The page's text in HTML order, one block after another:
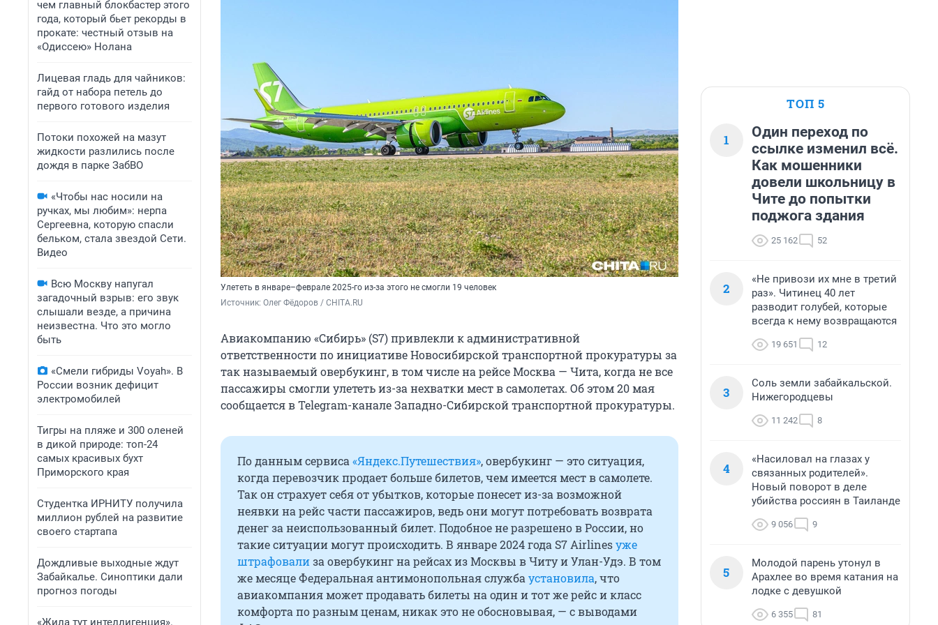
чем главный блокбастер этого
года, который бьет рекорды в
прокате: честный отзыв на
«Одиссею» Нолана
Лицевая гладь для чайников:
гайд от набора петель до
первого готового изделия
Потоки похожей на мазут
жидкости разлились после
дождя в парке ЗабВО
«Чтобы нас носили на
ручках, мы любим»: нерпа
Сергеевна, которую спасли
бельком, стала звездой Сети.
Видео
Всю Москву напугал
загадочный взрыв: его звук
слышали везде, а причина
неизвестна. Что это могло
быть
«Смели гибриды Voyah». В
России возник дефицит
электромобилей
Тигры на пляже и 300 оленей
в дикой природе: топ-24
самых красивых бухт
Приморского края
Студентка ИРНИТУ получила
миллион рублей на развитие
своего стартапа
Дождливые выходные ждут
Забайкалье. Синоптики дали
прогноз погоды
«Жила тут интеллигенция».
Улететь в январе–феврале 2025-го из-за этого не смогли 19 человек
Источник: Олег Фёдоров / CHITA.RU
Авиакомпанию «Сибирь» (S7) привлекли к административной
ответственности по инициативе Новосибирской транспортной прокуратуры за
так называемый овербукинг, в том числе на рейсе Москва — Чита, когда не все
пассажиры смогли улететь из-за нехватки мест в самолетах. Об этом 20 мая
сообщается в Telegram-канале Западно-Сибирской транспортной прокуратуры.
По данным сервиса «Яндекс.Путешествия», овербукинг — это ситуация,
когда перевозчик продает больше билетов, чем имеется мест в самолете.
Так он страхует себя от убытков, которые понесет из-за возможной
неявки на рейс части пассажиров, ведь они могут потребовать возврата
денег за неиспользованный билет. Подобное не разрешено в России, но
такие ситуации могут происходить. В январе 2024 года S7 Airlinesуже
штрафовализа овербукинг на рейсах из Москвы в Читу и Улан-Удэ. В том
же месяце Федеральная антимонопольная служба установила, что
авиакомпания может продавать билеты на один и тот же рейс и класс
комфорта по разным ценам, никак это не обосновывая, — с выводами
ТОП 5
1
Один переход по
ссылке изменил всё.
Как мошенники
довели школьницу в
Чите до попытки
поджога здания
25 162 52
2
«Не привози их мне в третий
раз». Читинец 40 лет
разводит голубей, которые
всегда к нему возвращаются
19 651 12
3
Соль земли забайкальской.
Нижегородцевы
11 242 8
4
«Насиловал на глазах у
связанных родителей».
Новый поворот в деле
убийства россиян в Таиланде
9 056 9
5
Молодой парень утонул в
Арахлее во время катания на
лодке с девушкой
6 355 81